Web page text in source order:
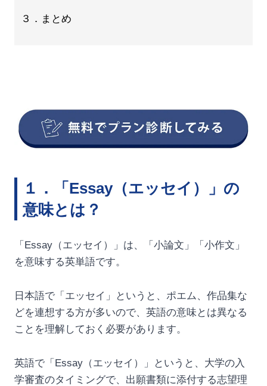
３．まとめ
１．「Essay（エッセイ）」の
意味とは？
「Essay（エッセイ）」は、「小論文」「小作文」
を意味する英単語です。
日本語で「エッセイ」というと、ポエム、作品集な
どを連想する方が多いので、英語の意味とは異なる
ことを理解しておく必要があります。
英語で「Essay（エッセイ）」というと、大学の入
学審査のタイミングで、出願書類に添付する志望理